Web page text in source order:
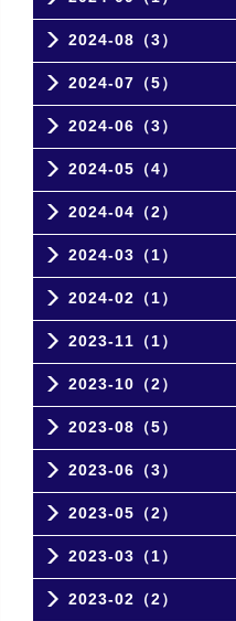
2024-08（3）
2024-07（5）
2024-06（3）
2024-05（4）
2024-04（2）
2024-03（1）
2024-02（1）
2023-11（1）
2023-10（2）
2023-08（5）
2023-06（3）
2023-05（2）
2023-03（1）
2023-02（2）